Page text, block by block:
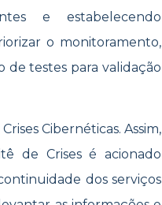
e estabelecendo
o monitoramento,
de testes para validação
Cibernéticas. Assim,
de Crises é acionado
dos serviços